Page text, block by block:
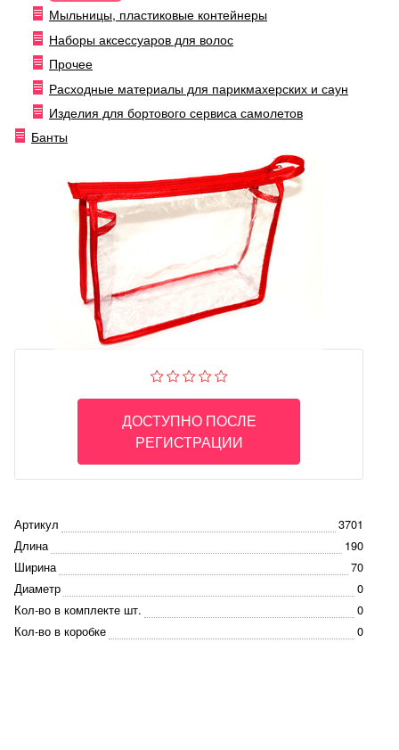
Мыльницы, пластиковые контейнеры
Наборы аксессуаров для волос
Прочее
Расходные материалы для парикмахерских и саун
Изделия для бортового сервиса самолетов
Банты
ДОСТУПНО ПОСЛЕ
РЕГИСТРАЦИИ
Артикул
3701
Длина
190
Ширина
70
Диаметр
0
Кол-во в комплекте шт.
0
Кол-во в коробке
0